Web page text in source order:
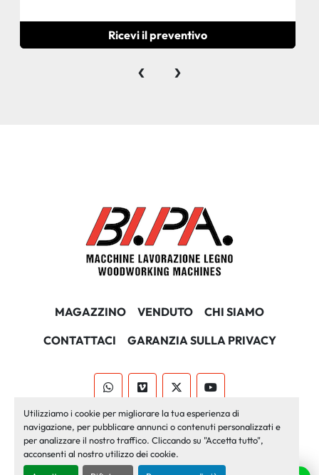
Utilizziamo i cookie per migliorare la tua esperienza di
navigazione, per pubblicare annunci o contenuti personalizzati e
per analizzare il nostro traffico. Cliccando su "Accetta tutto",
acconsenti al nostro utilizzo dei cookie.
Ricevi il preventivo
‹ ›
MAGAZZINO VENDUTO
CHI SIAMO
CONTATTACI
GARANZIA SULLA PRIVACY
whatsappvimeo twitteryoutube
Machinio Systemsito web diMachinio
Personalizza le preferenze sui Cookies